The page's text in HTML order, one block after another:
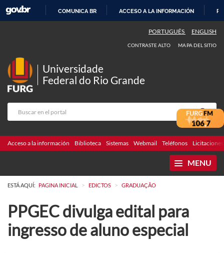
CONTENIDO
COMUNICA BR ACCESO A LA INFORMACIÓN
PORTUGUÊS ENGLISH
CONTRASTE ALTO MAPA DEL SITIO
Universidade
Federal do Rio Grande
Acceso a la información Biblioteca Sistemas Webmail Teléfonos Licitaciones
MENU
ESTÁ AQUÍ: PAGINA INICIAL > EDICTOS > GRADUAÇÃO
PPGEC divulga edital para
ingresso de aluno especial